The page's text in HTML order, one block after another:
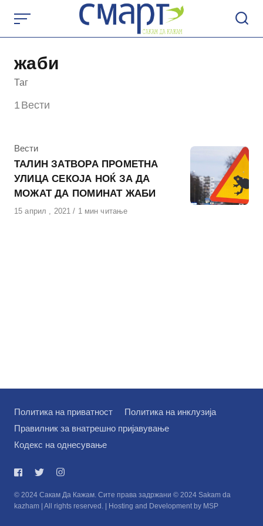
content
жаби
Таг
1 Вести
КАтегорија
Вести
ТАЛИН ЗАТВОРА ПРОМЕТНА
УЛИЦА СЕКОЈА НОЌ ЗА ДА
МОЖАТ ДА ПОМИНАТ ЖАБИ
Објавено
15 април , 2021 1 мин читање
Политика на приватност
Политика на инклузија
Правилник за внатрешно пријавување
Кодекс на однесување
© 2024 Сакам Да Кажам. Сите права задржани © 2024 Sakam da
kazham | All rights reserved. | Hosting and Development by MSP